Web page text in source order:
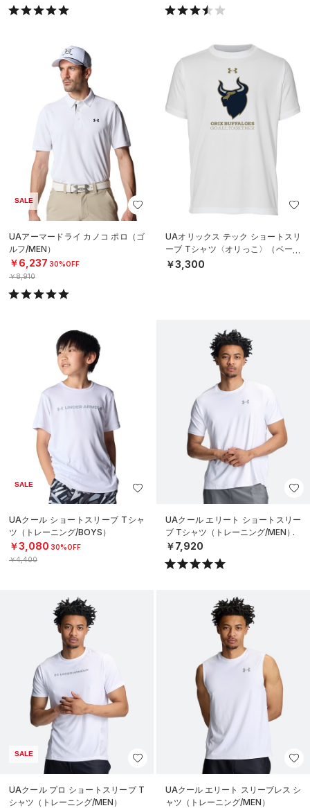
SALE
UAアーマードライ カノコ ポロ（ゴ
ルフ/MEN）
￥6,237 30%OFF
￥8,910
UAオリックス テック ショートスリ
ーブ Tシャツ〈オリっこ〉（ベース
ボール/KIDS）
￥3,300
SALE
UAクール ショートスリーブ Tシャ
ツ（トレーニング/BOYS）
￥3,080 30%OFF
￥4,400
UAクール エリート ショートスリー
ブ Tシャツ（トレーニング/MEN）
￥7,920
SALE
UAクール プロ ショートスリーブ T
シャツ（トレーニング/MEN）
UAクール エリート スリーブレス シ
ャツ（トレーニング/MEN）